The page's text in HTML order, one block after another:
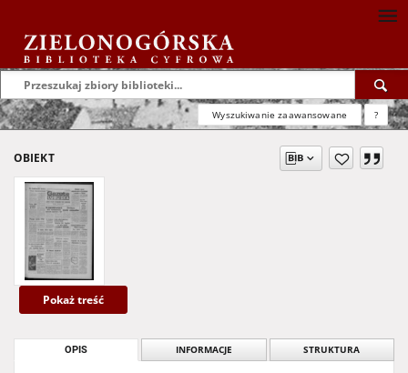
Wyszukiwanie zaawansowane ?
OBIEKT
Pokaż treść
OPIS INFORMACJE STRUKTURA